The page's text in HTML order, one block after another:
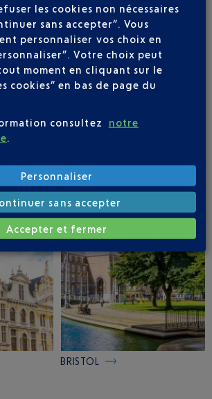
LIVERPOOL
BRISTOL
les cookies non nécessaires
sans accepter”. Vous
personnaliser vos choix en
Votre choix peut
moment en cliquant sur le
cookies” en bas de page du
consultez
notre
.
Personnaliser
sans accepter
Accepter et fermer